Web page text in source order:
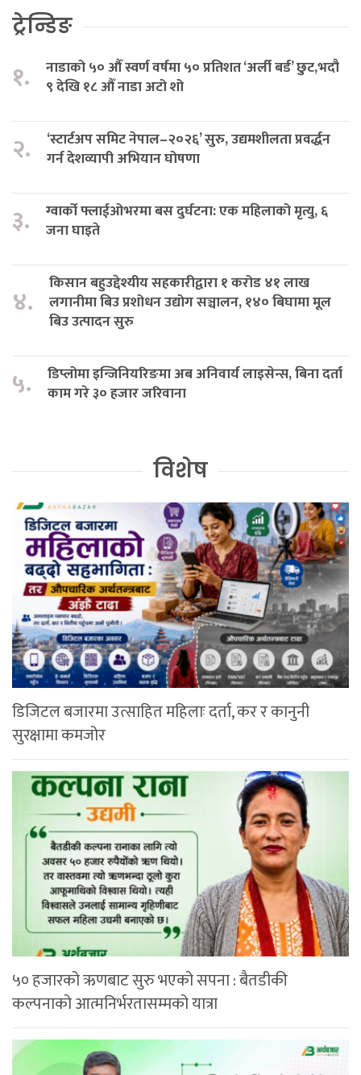
ट्रेन्डिङ
१.
नाडाको ५० औँ स्वर्ण वर्षमा ५० प्रतिशत ‘अर्ली बर्ड’ छुट,भदौ
९ देखि १८ औँ नाडा अटो शो
२.
‘स्टार्टअप समिट नेपाल–२०२६’ सुरु, उद्यमशीलता प्रवर्द्धन
गर्न देशव्यापी अभियान घोषणा
३.
ग्वार्को फ्लाईओभरमा बस दुर्घटना: एक महिलाको मृत्यु, ६
जना घाइते
४.
किसान बहुउद्देश्यीय सहकारीद्वारा १ करोड ४१ लाख
लगानीमा बिउ प्रशोधन उद्योग सञ्चालन, १४० बिघामा मूल
बिउ उत्पादन सुरु
५.
डिप्लोमा इन्जिनियरिङमा अब अनिवार्य लाइसेन्स, बिना दर्ता
काम गरे ३० हजार जरिवाना
विशेष
डिजिटल बजारमा उत्साहित महिलाः दर्ता, कर र कानुनी
सुरक्षामा कमजोर
५० हजारको ऋणबाट सुरु भएको सपना : बैतडीकी
कल्पनाको आत्मनिर्भरतासम्मको यात्रा